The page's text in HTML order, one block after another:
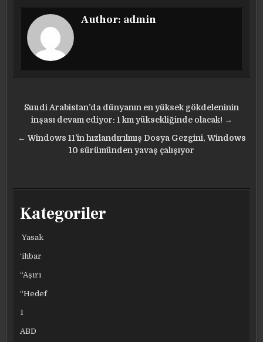
Author: admin
Yazı
gezinmesi
Suudi Arabistan’da dünyanın en yüksek gökdeleninin
inşası devam ediyor: 1 km yüksekliğinde olacak! →
← Windows 11’in hızlandırılmış Dosya Gezgini, Windows
10 sürümünden yavaş çalışıyor
Kategoriler
Yasak
‘ihbar
“Aşırı
“Hedef
1
ABD